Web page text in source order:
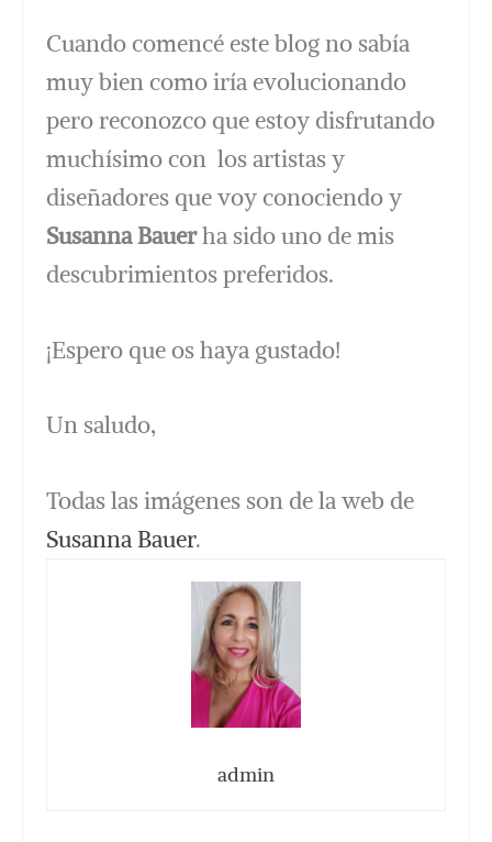
Cuando comencé este blog no sabía
muy bien como iría evolucionando
pero reconozco que estoy disfrutando
muchísimo con los artistas y
diseñadores que voy conociendo y
Susanna Bauerha sido uno de mis
descubrimientos preferidos.
¡Espero que os haya gustado!
Un saludo,
Todas las imágenes son de la web de
Susanna Bauer.
admin